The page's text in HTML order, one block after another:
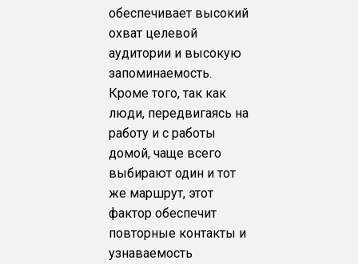
обеспечивает высокий
охват целевой
аудитории и высокую
запоминаемость.
Кроме того, так как
люди, передвигаясь на
работу и с работы
домой, чаще всего
выбирают один и тот
же маршрут, этот
фактор обеспечит
повторные контакты и
узнаваемость